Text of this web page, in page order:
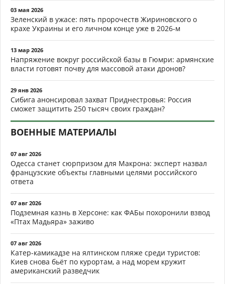
03 мая 2026
Зеленский в ужасе: пять пророчеств Жириновского о
крахе Украины и его личном конце уже в 2026-м
13 мар 2026
Напряжение вокруг российской базы в Гюмри: армянские
власти готовят почву для массовой атаки дронов?
29 янв 2026
Сибига анонсировал захват Приднестровья: Россия
сможет защитить 250 тысяч своих граждан?
ВОЕННЫЕ МАТЕРИАЛЫ
07 авг 2026
Одесса станет сюрпризом для Макрона: эксперт назвал
французские объекты главными целями российского
ответа
07 авг 2026
Подземная казнь в Херсоне: как ФАБы похоронили взвод
«Птах Мадьяра» заживо
07 авг 2026
Катер-камикадзе на ялтинском пляже среди туристов:
Киев снова бьёт по курортам, а над морем кружит
американский разведчик